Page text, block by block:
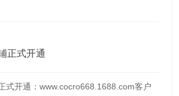
正式开通
式开通：www.cocro668.1688.com客户